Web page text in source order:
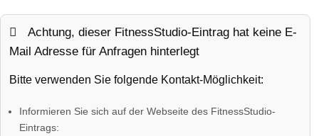
Achtung, dieser FitnessStudio-Eintrag hat keine E-
Mail Adresse für Anfragen hinterlegt
Bitte verwenden Sie folgende Kontakt-Möglichkeit:
Informieren Sie sich auf der Webseite des FitnessStudio-
Eintrags: